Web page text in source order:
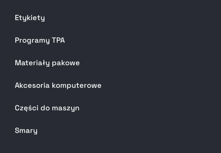
Etykiety
Programy TPA
Materiały pakowe
Akcesoria komputerowe
Części do maszyn
Smary